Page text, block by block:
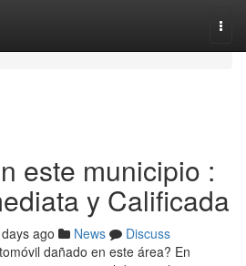
este municipio :
y Calificada
ago News
Discuss
dañado en este área? En